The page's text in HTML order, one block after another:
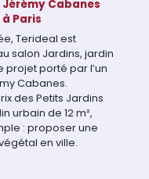
Cabanes
Paris
Terideal est
salon Jardins, jardin
projet porté par l’un
Cabanes.
des Petits Jardins
urbain de 12 m²,
: proposer une
en ville.